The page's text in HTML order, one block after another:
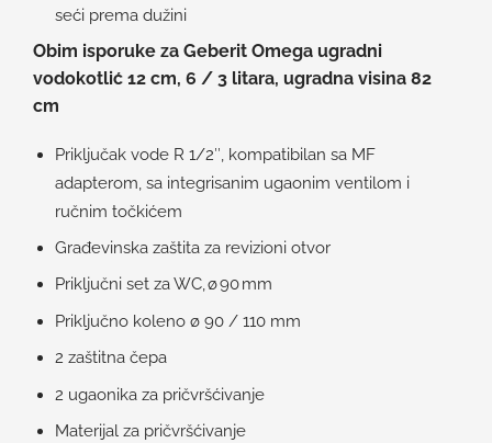
seći prema dužini
Obim isporuke za Geberit Omega ugradni
vodokotlić 12 cm, 6 / 3 litara, ugradna visina 82
cm
Priključak vode R 1/2″, kompatibilan sa MF
adapterom, sa integrisanim ugaonim ventilom i
ručnim točkićem
Građevinska zaštita za revizioni otvor
Priključni set za WC, ø 90 mm
Priključno koleno ø 90 / 110 mm
2 zaštitna čepa
2 ugaonika za pričvršćivanje
Materijal za pričvršćivanje